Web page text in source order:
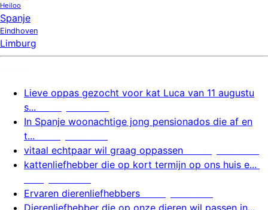
Heiloo
Spanje
Eindhoven
Limburg
Lieve oppas gezocht voor kat Luca van 11 augustu
s...
In Spanje woonachtige jong pensionados die af en
t...
vitaal echtpaar wil graag oppassen
kattenliefhebber die op kort termijn op ons huis e...
Ervaren dierenliefhebbers
Dierenliefhebber die op onze dieren wil passen in...